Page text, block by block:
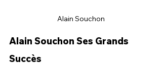
Alain Souchon
Alain Souchon Ses Grands
Succès